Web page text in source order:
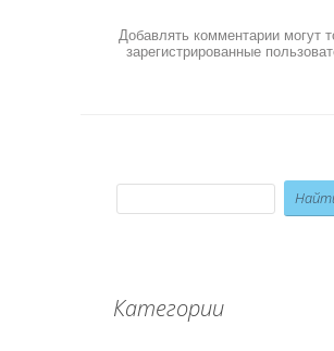
Добавлять комментарии могут
зарегистрированные
Категории